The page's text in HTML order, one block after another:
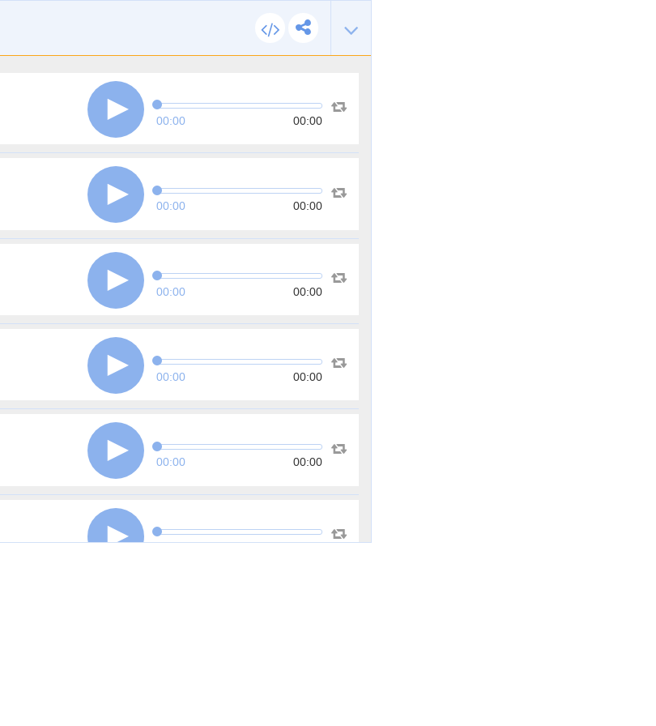
00:00 00:00
00:00 00:00
00:00 00:00
00:00 00:00
00:00 00:00
00:00 00:00